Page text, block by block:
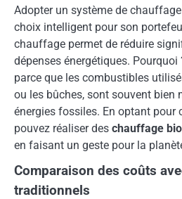
Adopter un système de
choix intelligent pour son
chauffage permet de réduire
dépenses énergétiques.
parce que les combustibles
ou les bûches, sont souvent bien
énergies fossiles. En optant pour
pouvez réaliser des chauffage
en faisant un geste pour la
Comparaison des coûts
traditionnels